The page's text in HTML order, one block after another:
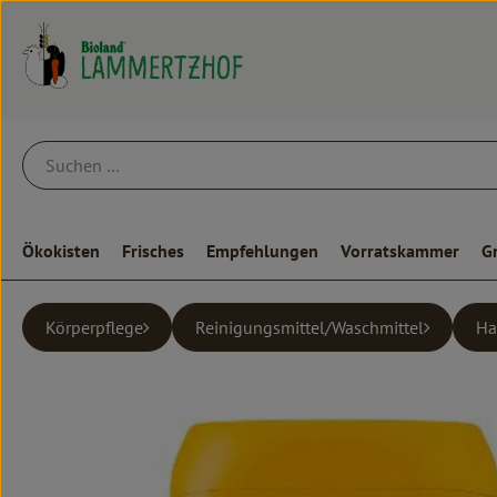
Ökokisten Frisches Empfehlungen Vorratskammer
Körperpflege Reinigungsmittel/Waschmittel